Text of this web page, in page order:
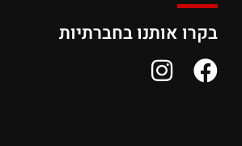
בקרו אותנו בחברתיות